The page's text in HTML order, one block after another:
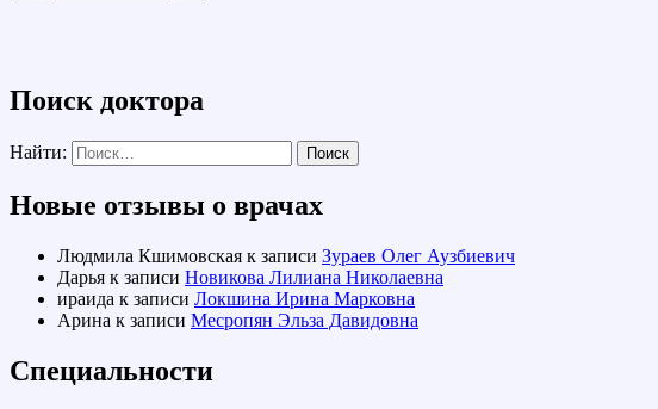
Поиск доктора
Найти:
Новые отзывы о врачах
Людмила Кшимовская к записи Зураев Олег Аузбиевич
Дарья к записи Новикова Лилиана Николаевна
ираида к записи Локшина Ирина Марковна
Арина к записи Месропян Эльза Давидовна
Специальности